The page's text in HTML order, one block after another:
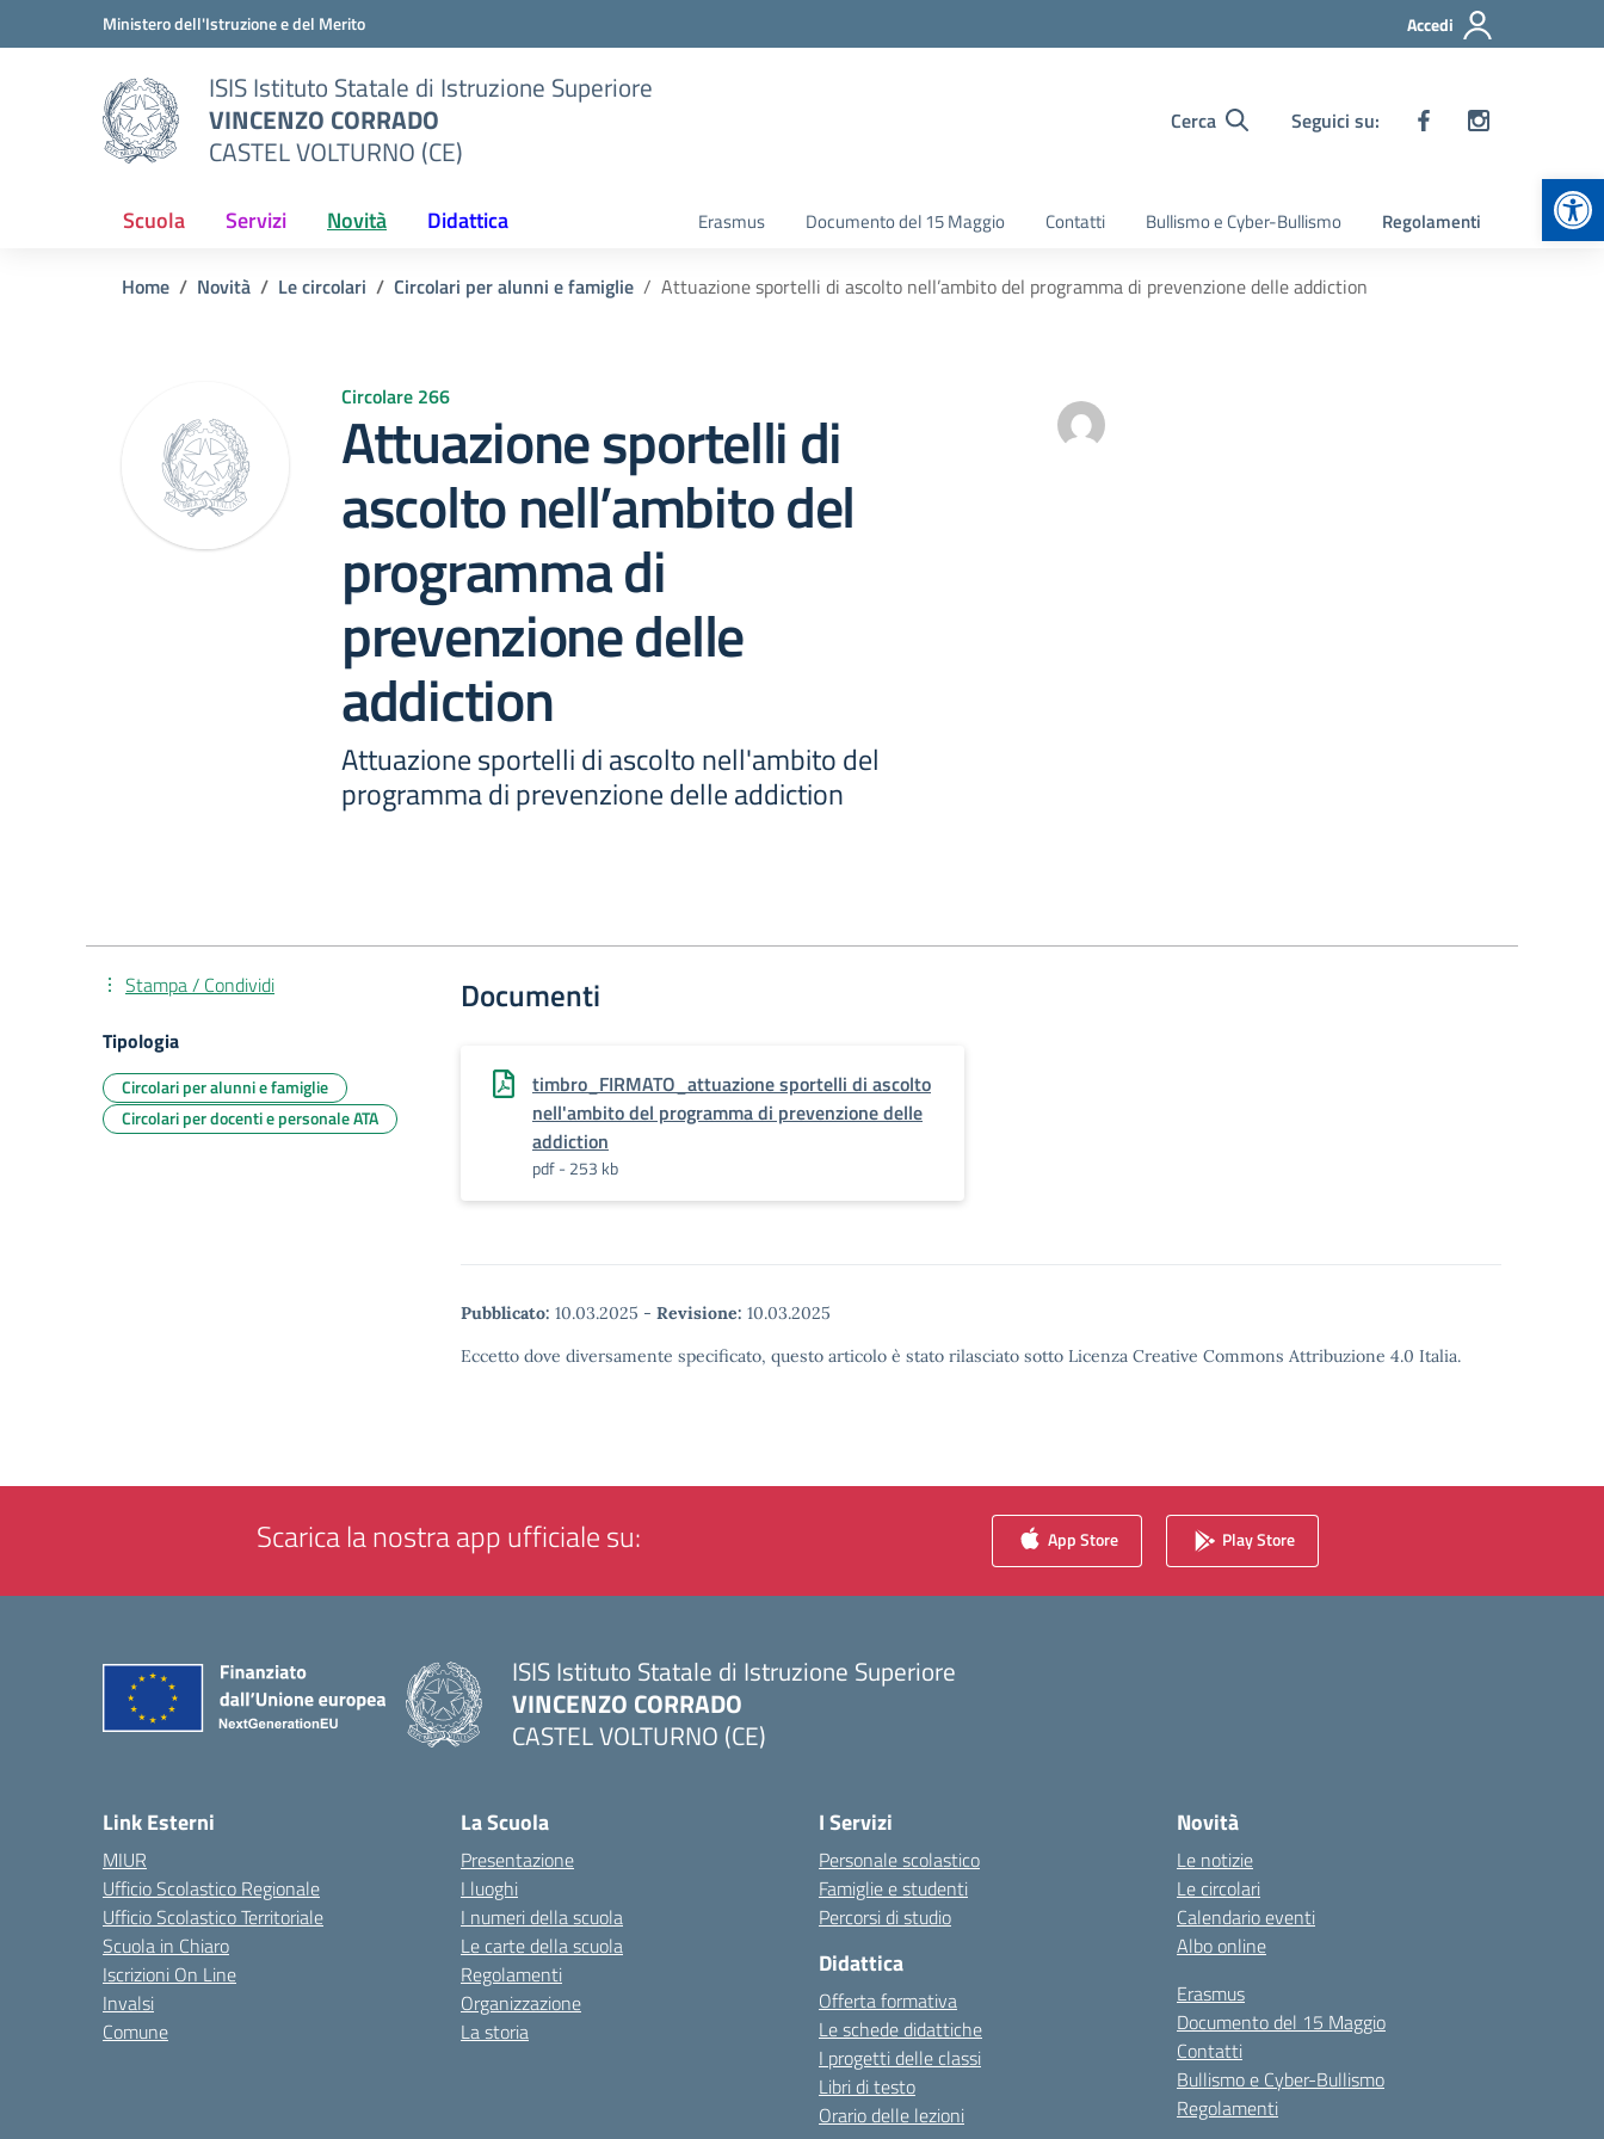
Vai ai contenuti
Vai al menu di navigazioneMinistero dell'Istruzione e del Merito Accedi
ISIS Istituto Statale di Istruzione Superiore
VINCENZO CORRADO
CASTEL VOLTURNO (CE)
Cerca Seguici su:
Scuola Servizi Novità Didattica Erasmus Documento del 15 Maggio Contatti Bullismo e Cyber-Bullismo Regolamenti
Home Novità Le circolari Circolari per alunni e famiglie Attuazione sportelli di ascolto nell’ambito del programma di prevenzione delle addiction
Circolare 266
Attuazione sportelli di
ascolto nell’ambito del
programma di
prevenzione delle
addiction
Attuazione sportelli di ascolto nell'ambito del
programma di prevenzione delle addiction
Documenti
timbro_FIRMATO_attuazione sportelli di ascolto
nell'ambito del programma di prevenzione delle
addiction
pdf - 253 kb
Pubblicato: 10.03.2025 - Revisione: 10.03.2025
Eccetto dove diversamente specificato, questo articolo è stato rilasciato sotto Licenza Creative Commons Attribuzione 4.0 Italia.
Stampa / Condividi
Tipologia
Circolari per alunni e famiglie
Circolari per docenti e personale ATA
Scarica la nostra app ufficiale su: App Store Play Store
ISIS Istituto Statale di Istruzione Superiore
VINCENZO CORRADO
CASTEL VOLTURNO (CE)
Link Esterni
MIUR
Ufficio Scolastico Regionale
Ufficio Scolastico Territoriale
Scuola in Chiaro
Iscrizioni On Line
Invalsi
Comune
La Scuola
Presentazione
I luoghi
I numeri della scuola
Le carte della scuola
Regolamenti
Organizzazione
La storia
I Servizi
Personale scolastico
Famiglie e studenti
Percorsi di studio
Didattica
Offerta formativa
Le schede didattiche
I progetti delle classi
Libri di testo
Orario delle lezioni
Novità
Le notizie
Le circolari
Calendario eventi
Albo online
Erasmus
Documento del 15 Maggio
Contatti
Bullismo e Cyber-Bullismo
Regolamenti